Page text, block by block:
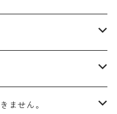
準備中
いタイプ）
寄せ品
口）
ンの染色
ること
剤
）
ません。